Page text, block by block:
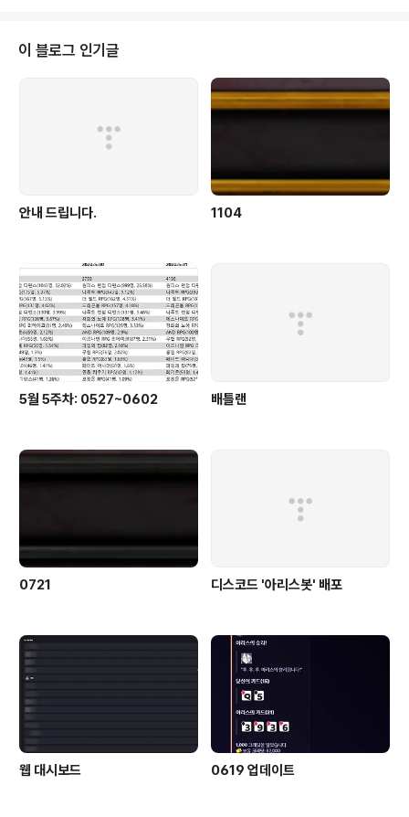
이 블로그 인기글
안내 드립니다. 1104
5월 5주차: 0527~0602 배틀랜
0721 디스코드 '아리스봇' 배포
웹 대시보드 0619 업데이트